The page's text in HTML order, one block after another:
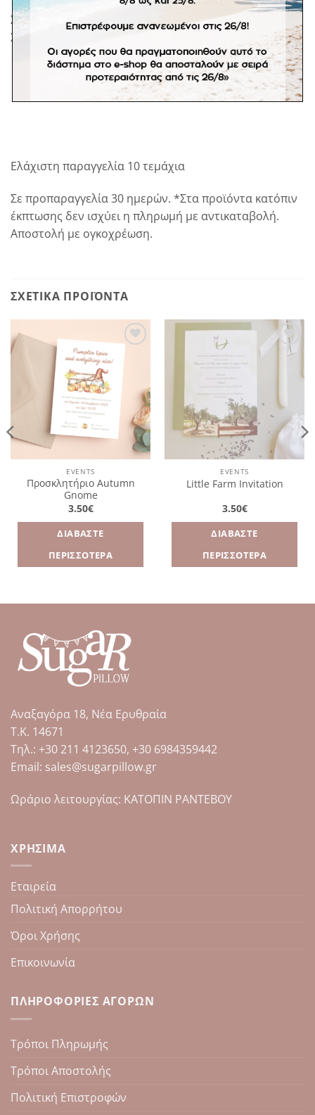
Στην τιμή περιλαμβάνονται τα κουφέτα crispy
Χατζηγιαννάκη.
Ελάχιστη παραγγελία 10 τεμάχια
Σε προπαραγγελία 30 ημερών. *Στα προϊόντα κατόπιν
έκπτωσης δεν ισχύει η πληρωμή με αντικαταβολή.
Αποστολή με ογκοχρέωση.
ΣΧΕΤΙΚΆ ΠΡΟΪΌΝΤΑ
Πρόσθήκη
επιθυμιών
EVENTS
Προσκλητήριο Autumn
Gnome
3.50€
ΔΙΑΒΆΣΤΕ
ΠΕΡΙΣΣΌΤΕΡΑ
Πρόσθήκη
EVENTS
Little Farm Invitation
3.50€
ΔΙΑΒΆΣΤΕ
ΠΕΡΙΣΣΌΤΕΡΑ
Αναξαγόρα 18, Νέα Ερυθραία
Τ.Κ. 14671
Tηλ.: +30 211 4123650, +30 6984359442
Email: sales@sugarpillow.gr
Ωράριο λειτουργίας: ΚΑΤΟΠΙΝ ΡΑΝΤΕΒΟΥ
ΧΡΉΣΙΜΑ
Εταιρεία
Πολιτική Απορρήτου
Όροι Χρήσης
Επικοινωνία
ΠΛΗΡΟΦΟΡΊΕΣ ΑΓΟΡΏΝ
Τρόποι Πληρωμής
Τρόποι Αποστολής
Πολιτική Επιστροφών